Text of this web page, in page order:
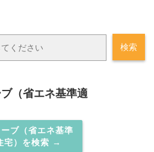
（省エネ基準適
ブ（省エネ基準
宅）を検索 →